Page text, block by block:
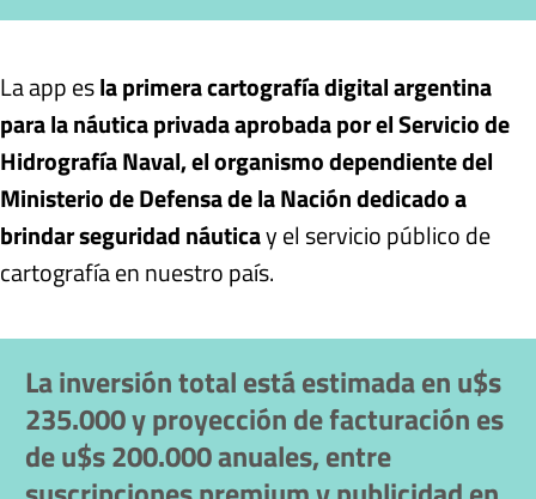
La app esla primera cartografía digital argentina
para la náutica privada aprobada por el Servicio de
Hidrografía Naval, el organismo dependiente del
Ministerio de Defensa de la Nación dedicado a
brindar seguridad náuticay el servicio público de
cartografía en nuestro país.
La inversión total está estimada en u$s
235.000 y proyección de facturación es
de u$s 200.000 anuales, entre